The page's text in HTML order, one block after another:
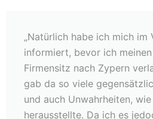
„Natürlich habe ich mich im
informiert, bevor ich
Firmensitz nach Zypern
gab da so viele
und auch Unwahrheiten,
herausstellte. Da ich es